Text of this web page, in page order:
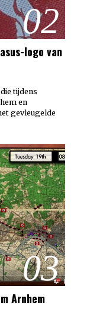
02
logo van
tijdens
en
gevleugelde
03
Arnhem